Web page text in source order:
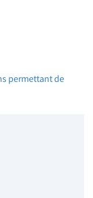
permettant de